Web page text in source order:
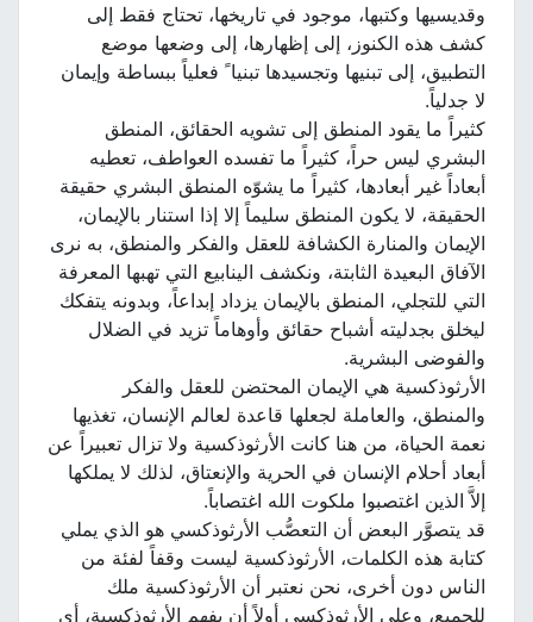
وقديسيها وكتبها، موجود في تاريخها، تحتاج فقط إلى
كشف هذه الكنوز، إلى إظهارها، إلى وضعها موضع
التطبيق، إلى تبنيها وتجسيدها تبنيا ً فعلياً ببساطة وإيمان
لا جدلياً.
كثيراً ما يقود المنطق إلى تشويه الحقائق، المنطق
البشري ليس حراً، كثيراً ما تفسده العواطف، تعطيه
أبعاداً غير أبعادها، كثيراً ما يشوّه المنطق البشري حقيقة
الحقيقة، لا يكون المنطق سليماً إلا إذا استنار بالإيمان،
الإيمان والمنارة الكشافة للعقل والفكر والمنطق، به نرى
الآفاق البعيدة الثابتة، ونكشف الينابيع التي تهبها المعرفة
التي للتجلي، المنطق بالإيمان يزداد إبداعاً، وبدونه يتفكك
ليخلق بجدليته أشباح حقائق وأوهاماً تزيد في الضلال
والفوضى البشرية.
الأرثوذكسية هي الإيمان المحتضن للعقل والفكر
والمنطق، والعاملة لجعلها قاعدة لعالم الإنسان، تغذيها
نعمة الحياة، من هنا كانت الأرثوذكسية ولا تزال تعبيراً عن
أبعاد أحلام الإنسان في الحرية والإنعتاق، لذلك لا يملكها
إلاَّ الذين اغتصبوا ملكوت الله اغتصاباً.
قد يتصوَّر البعض أن التعصُّب الأرثوذكسي هو الذي يملي
كتابة هذه الكلمات، الأرثوذكسية ليست وقفاً لفئة من
الناس دون أخرى، نحن نعتبر أن الأرثوذكسية ملك
للجميع، وعلى الأرثوذكسي أولاً أن يفهم الأرثوذكسية، أي